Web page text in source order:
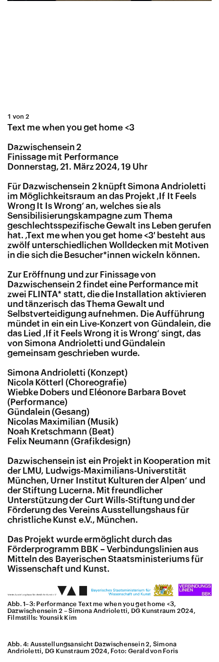
1 von 2
Text me when you get home <3
Dazwischensein 2
Finissage mit Performance
Donnerstag, 21. März 2024, 19 Uhr
Für Dazwischensein 2 knüpft Simona Andrioletti
im Möglichkeitsraum an das Projekt ‚If It Feels
Wrong It Is Wrong‘ an, welches sie als
Sensibilisierungskampagne zum Thema
geschlechtsspezifische Gewalt ins Leben gerufen
hat. ‚Text me when you get home <3′ besteht aus
zwölf unterschiedlichen Wolldecken mit Motiven
in die sich die Besucher*innen wickeln können.
Zur Eröffnung und zur Finissage von
Dazwischensein 2 findet eine Performance mit
zwei FLINTA* statt, die die Installation aktivieren
und tänzerisch das Thema Gewalt und
Selbstverteidigung aufnehmen. Die Aufführung
mündet in ein ein Live-Konzert von Gündalein, die
das Lied ‚If it Feels Wrong it is Wrong‘ singt, das
von Simona Andrioletti und Gündalein
gemeinsam geschrieben wurde.
Simona Andrioletti (Konzept)
Nicola Kötterl (Choreografie)
Wiebke Dobers und Eléonore Barbara Bovet
(Performance)
Gündalein (Gesang)
Nicolas Maximilian (Musik)
Noah Kretschmann (Beat)
Felix Neumann (Grafikdesign)
Dazwischensein ist ein Projekt in Kooperation mit
der LMU, Ludwigs-Maximilians-Universtität
München, Urner Institut Kulturen der Alpen‘ und
der Stiftung Lucerna. Mit freundlicher
Unterstützung der Curt Wills-Stiftung und der
Förderung des Vereins Ausstellungshaus für
christliche Kunst e.V., München.
Das Projekt wurde ermöglicht durch das
Förderprogramm BBK – Verbindungslinien aus
Mitteln des Bayerischen Staatsministeriums für
Wissenschaft und Kunst.
Abb. 1–3: Performance Text me when you get home <3,
Dazwischensein 2 – Simona Andrioletti, DG Kunstraum 2024,
Filmstills: Younsik Kim
Abb. 4: Ausstellungsansicht Dazwischensein 2, Simona
Andrioletti, DG Kunstraum 2024, Foto: Gerald von Foris